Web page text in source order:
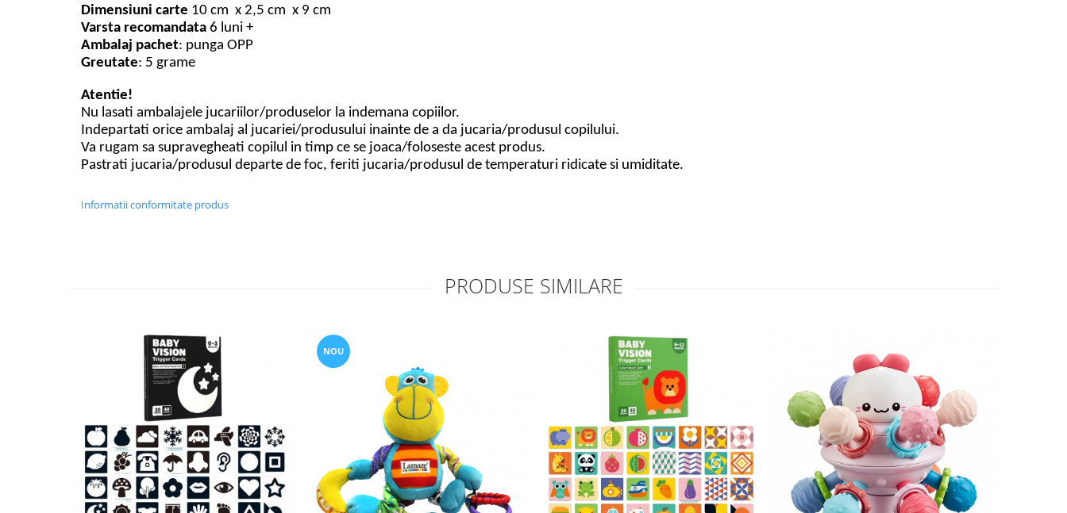
Dimensiuni carte 10 cm x 2,5 cm x 9 cm
Varsta recomandata 6 luni +
Ambalaj pachet: punga OPP
Greutate: 5 grame
Atentie!
Nu lasati ambalajele jucariilor/produselor la indemana copiilor.
Indepartati orice ambalaj al jucariei/produsului inainte de a da jucaria/produsul copilului.
Va rugam sa supravegheati copilul in timp ce se joaca/foloseste acest produs.
Pastrati jucaria/produsul departe de foc, feriti jucaria/produsul de temperaturi ridicate si umiditate.
Informatii conformitate produs
PRODUSE SIMILARE
NOU